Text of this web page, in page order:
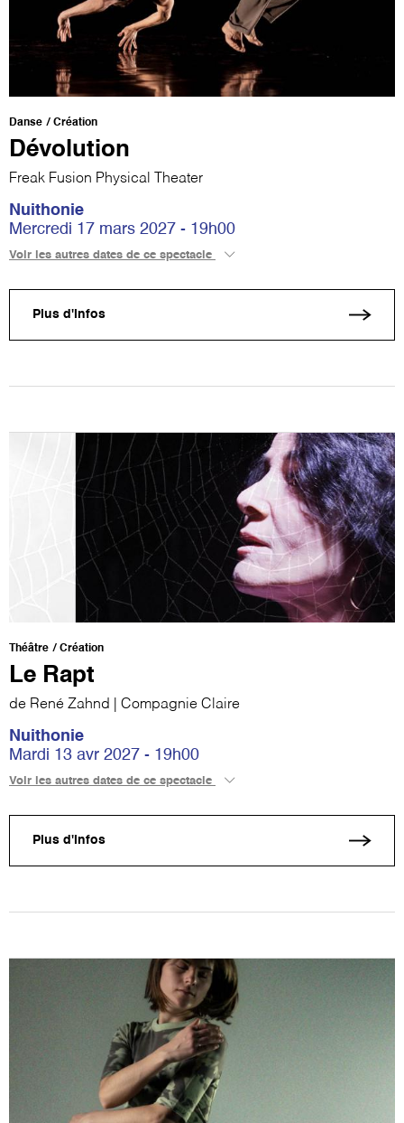
Danse Création
Dévolution
Freak Fusion Physical Theater
Nuithonie
Mercredi 17 mars 2027 - 19h00
Voir les autres dates de ce spectacle
Plus d'infos
Théâtre Création
Le Rapt
de René Zahnd | Compagnie Claire
Nuithonie
Mardi 13 avr 2027 - 19h00
Voir les autres dates de ce spectacle
Plus d'infos